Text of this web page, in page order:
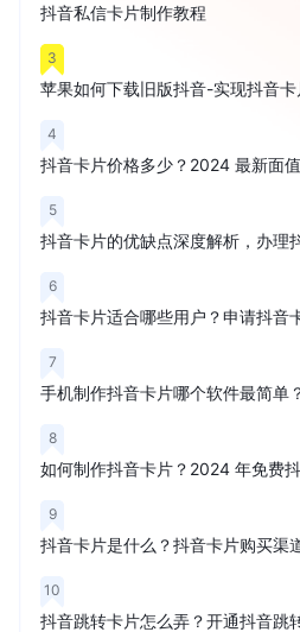
抖音私信卡片制作教程
3
苹果如何下载旧版抖音-实现抖音
4
抖音卡片价格多少？2024 最新面
5
6
7
手机制作抖音卡片哪个软件最简单
8
如何制作抖音卡片？2024 年免费
9
抖音卡片是什么？抖音卡片购买渠
10
抖音跳转卡片怎么弄？开通抖音跳